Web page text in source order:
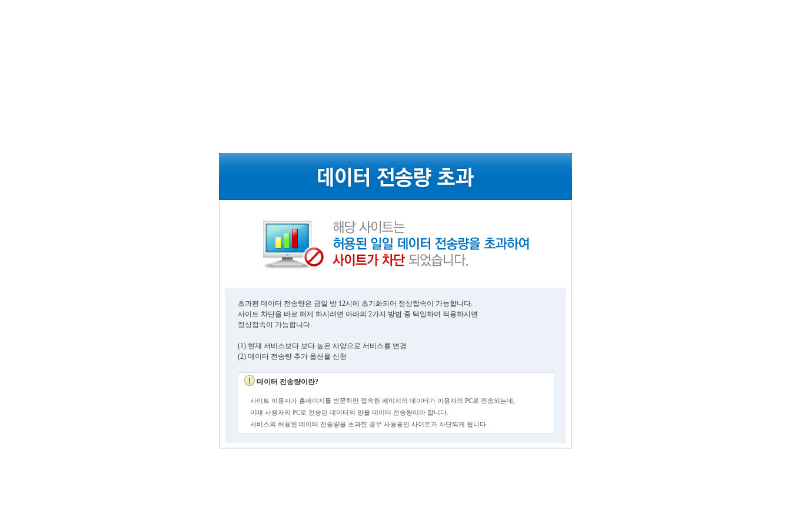
초과된 데이터 전송량은 금일 밤 12시에 초기화되어 정상접속이 가능합니다.
사이트 차단을 바로 해제 하시려면 아래의 2가지 방법 중 택일하여 적용하시면
정상접속이 가능합니다.
(1) 현재 서비스보다 보다 높은 사양으로 서비스를 변경
(2) 데이터 전송량 추가 옵션을 신청
데이터 전송량이란?
사이트 이용자가 홈페이지를 방문하면 접속한 페이지의 데이터가 이용자의 PC로 전송되는데,
이때 사용자의 PC로 전송된 데이터의 양을 데이터 전송량이라 합니다.
서비스의 허용된 데이터 전송량을 초과한 경우 사용중인 사이트가 차단되게 됩니다